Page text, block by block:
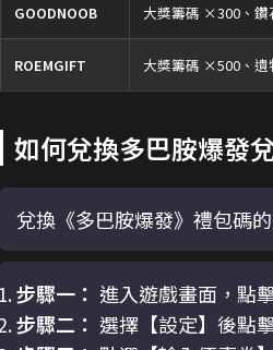
GOODNOOB 大獎籌碼 ×300、
ROEMGIFT 大獎籌碼 ×500、
如何兌換多巴胺爆發
兌換《多巴胺爆發》禮包碼
步驟一： 進入遊戲畫面，點
步驟二： 選擇【設定】後點